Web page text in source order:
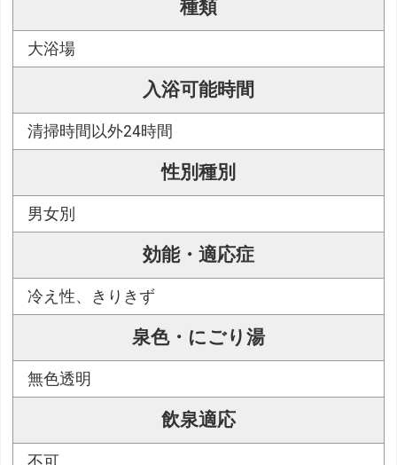
種類
大浴場
入浴可能時間
清掃時間以外24時間
性別種別
男女別
効能・適応症
冷え性、きりきず
泉色・にごり湯
無色透明
飲泉適応